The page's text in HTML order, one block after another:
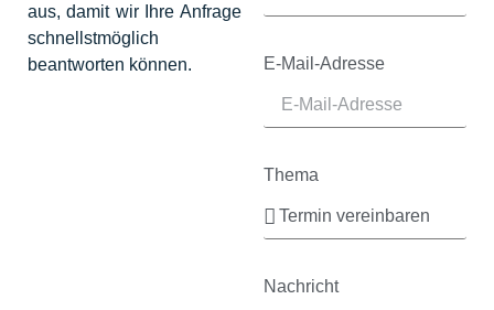
aus, damit wir Ihre Anfrage
schnellstmöglich
beantworten können.
E-Mail-Adresse
Thema
Nachricht